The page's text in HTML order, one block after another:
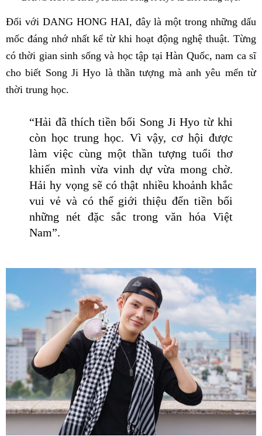
Đối với DANG HONG HAI, đây là một trong những dấu
mốc đáng nhớ nhất kể từ khi hoạt động nghệ thuật. Từng
có thời gian sinh sống và học tập tại Hàn Quốc, nam ca sĩ
cho biết Song Ji Hyo là thần tượng mà anh yêu mến từ
thời trung học.
“Hải đã thích tiền bối Song Ji Hyo từ khi
còn học trung học. Vì vậy, cơ hội được
làm việc cùng một thần tượng tuổi thơ
khiến mình vừa vinh dự vừa mong chờ.
Hải hy vọng sẽ có thật nhiều khoảnh khắc
vui vẻ và có thể giới thiệu đến tiền bối
những nét đặc sắc trong văn hóa Việt
Nam”.